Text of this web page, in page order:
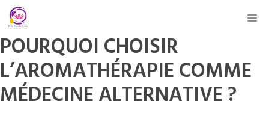
Aller
au
contenu
POURQUOI CHOISIR
L’AROMATHÉRAPIE COMME
MÉDECINE ALTERNATIVE ?